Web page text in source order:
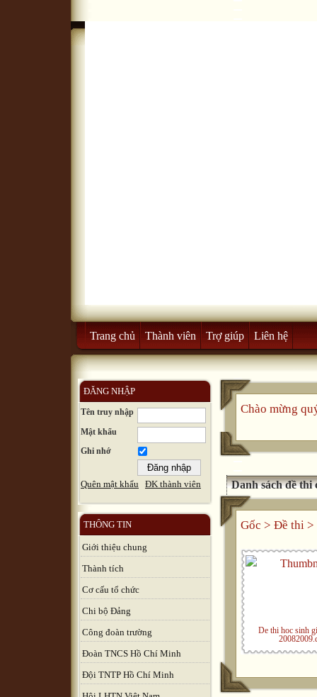
Trang chủ Thành viên Trợ giúp Liên hệ
ĐĂNG NHẬP
Tên truy nhập
Mật khẩu
Ghi nhớ
Quên mật khẩu ĐK thành viên
THÔNG TIN
Giới thiệu chung
Thành tích
Cơ cấu tổ chức
Chi bộ Đảng
Công đoàn trường
Đoàn TNCS Hồ Chí Minh
Đội TNTP Hồ Chí Minh
Chào mừng
Danh sách đề
Gốc > Đề thi >
De thi hoc sinh